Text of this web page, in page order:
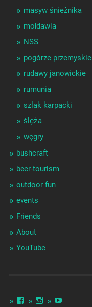
masyw śnieżnika
mołdawia
NSS
pogórze przemyskie
rudawy janowickie
rumunia
szlak karpacki
ślęża
węgry
bushcraft
beer-tourism
outdoor fun
events
Friends
About
YouTube